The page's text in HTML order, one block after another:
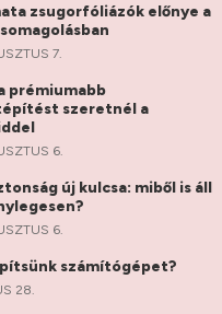
zsugorfóliázók előnye a
7.
prémiumabb
szeretnél a
6.
új kulcsa: miből is áll
6.
számítógépet?
28.